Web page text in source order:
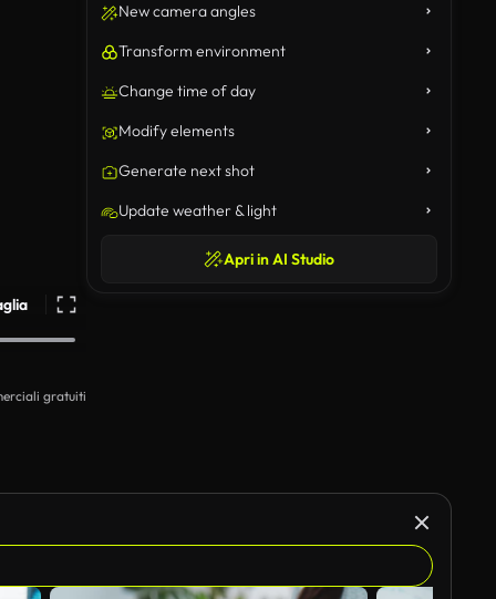
gratuiti
New camera angles
Transform environment
Change time of day
Modify elements
Generate next shot
Update weather & light
Apri in AI Studio